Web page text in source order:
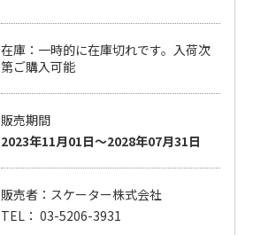
在庫：一時的に在庫切れです。入荷次
第ご購入可能
販売期間
2023年11月01日～2028年07月31日
販売者：スケーター株式会社
TEL： 03-5206-3931